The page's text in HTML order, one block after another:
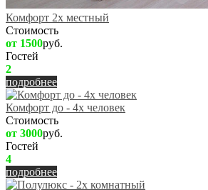
Комфорт 2х местный
Стоимость
от 1500руб.
Гостей
2
подробнее
Комфорт до - 4х человек
Стоимость
от 3000руб.
Гостей
4
подробнее